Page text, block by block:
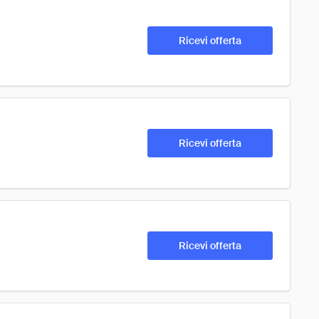
Ricevi offerta
Ricevi offerta
Ricevi offerta